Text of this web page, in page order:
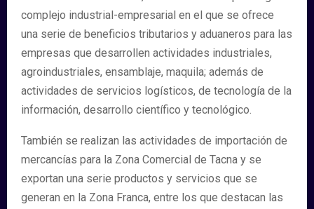
complejo industrial-empresarial en el que se ofrece
una serie de beneficios tributarios y aduaneros para las
empresas que desarrollen actividades industriales,
agroindustriales, ensamblaje, maquila; además de
actividades de servicios logísticos, de tecnología de la
información, desarrollo científico y tecnológico.
También se realizan las actividades de importación de
mercancías para la Zona Comercial de Tacna y se
exportan una serie productos y servicios que se
generan en la Zona Franca, entre los que destacan las